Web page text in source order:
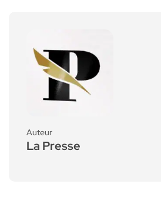
Auteur
La Presse